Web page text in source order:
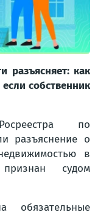
разъясняет: как
собственник
по
разъяснение о
в
судом
обязательные